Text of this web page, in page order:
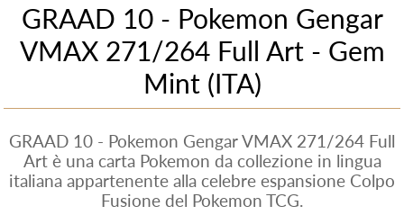
GRAAD 10 - Pokemon Gengar
VMAX 271/264 Full Art - Gem
Mint (ITA)
GRAAD 10 - Pokemon Gengar VMAX 271/264 Full
Art è una carta Pokemon da collezione in lingua
italiana appartenente alla celebre espansione Colpo
Fusione del Pokemon TCG.